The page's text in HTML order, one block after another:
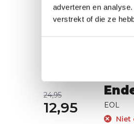
adverteren en
verstrekt of die ze
24,95
12,95
EOL
Niet